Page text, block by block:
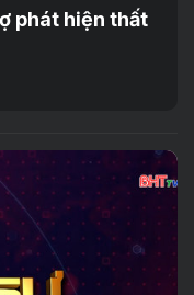
phát hiện thất